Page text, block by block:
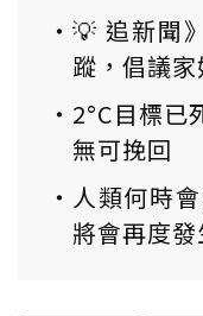
💡 追新聞
蹤，倡議家
2°C目標已
無可挽回
人類何時
將會再度發